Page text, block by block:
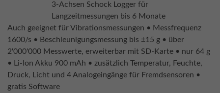
3-Achsen Schock Logger für
Langzeitmessungen bis 6 Monate
Auch geeignet für Vibrationsmessungen • Messfrequenz
1600/s • Beschleunigungsmessung bis ±15 g • über
2'000'000 Messwerte, erweiterbar mit SD-Karte • nur 64 g
• Li-Ion Akku 900 mAh • zusätzlich Temperatur, Feuchte,
Druck, Licht und 4 Analogeingänge für Fremdsensoren •
gratis Software